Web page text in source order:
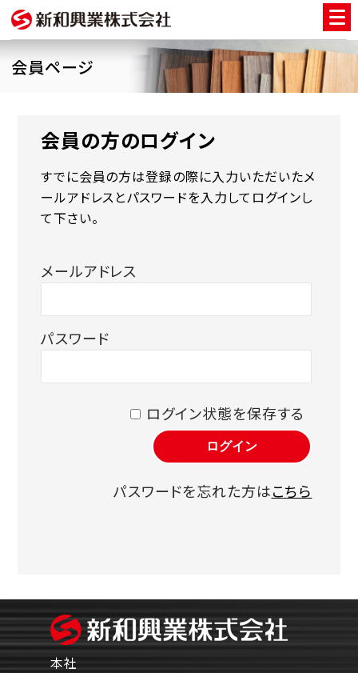
会員ページ
会員の方のログイン
すでに会員の方は登録の際に入力いただいたメ
ールアドレスとパスワードを入力してログインし
て下さい。
メールアドレス
パスワード
ログイン状態を保存する
パスワードを忘れた方はこちら
本社